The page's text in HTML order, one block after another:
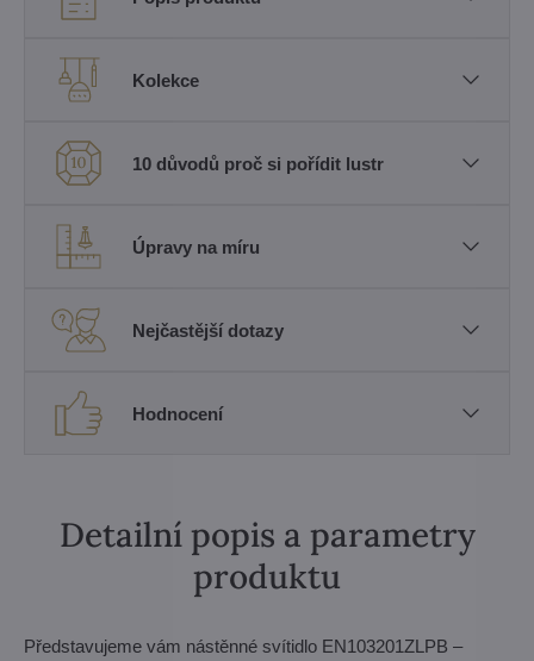
Kolekce
10 důvodů proč si pořídit lustr
Úpravy na míru
Nejčastější dotazy
Hodnocení
Detailní popis a parametry
produktu
Představujeme vám nástěnné svítidlo EN103201ZLPB –